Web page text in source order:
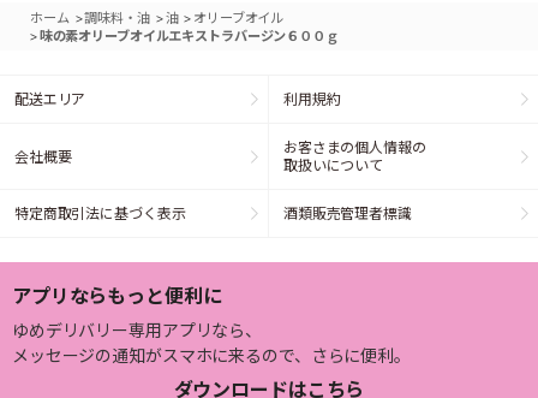
ホーム >調味料・油 >油 > オリーブオイル
> 味の素オリーブオイルエキストラバージン６００ｇ
配送エリア 利用規約
会社概要
お客さまの個人情報の
取扱いについて
特定商取引法に基づく表示 酒類販売管理者標識
アプリならもっと便利に
ゆめデリバリー専用アプリなら、
メッセージの通知がスマホに来るので、さらに便利。
ダウンロードはこちら